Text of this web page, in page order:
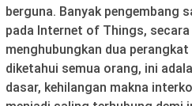
berguna. Banyak pengembang
pada Internet of Things, secara
menghubungkan dua
diketahui semua orang, ini
dasar, kehilangan makna